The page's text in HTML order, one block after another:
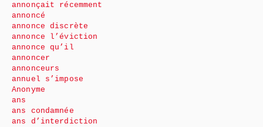
annonçait récemment
annoncé
annonce discrète
annonce l’éviction
annonce qu’il
annoncer
annonceurs
annuel s’impose
Anonyme
ans
ans condamnée
ans d’interdiction